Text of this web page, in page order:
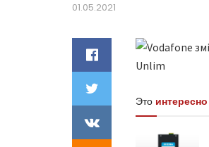
01.05.2021
Это интересно